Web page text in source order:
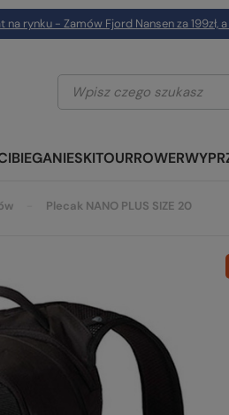
na rynku - Zamów Fjord Nansen za 199zł,
BIEGANIESKITOURROWER
Plecak NANO PLUS SIZE 20